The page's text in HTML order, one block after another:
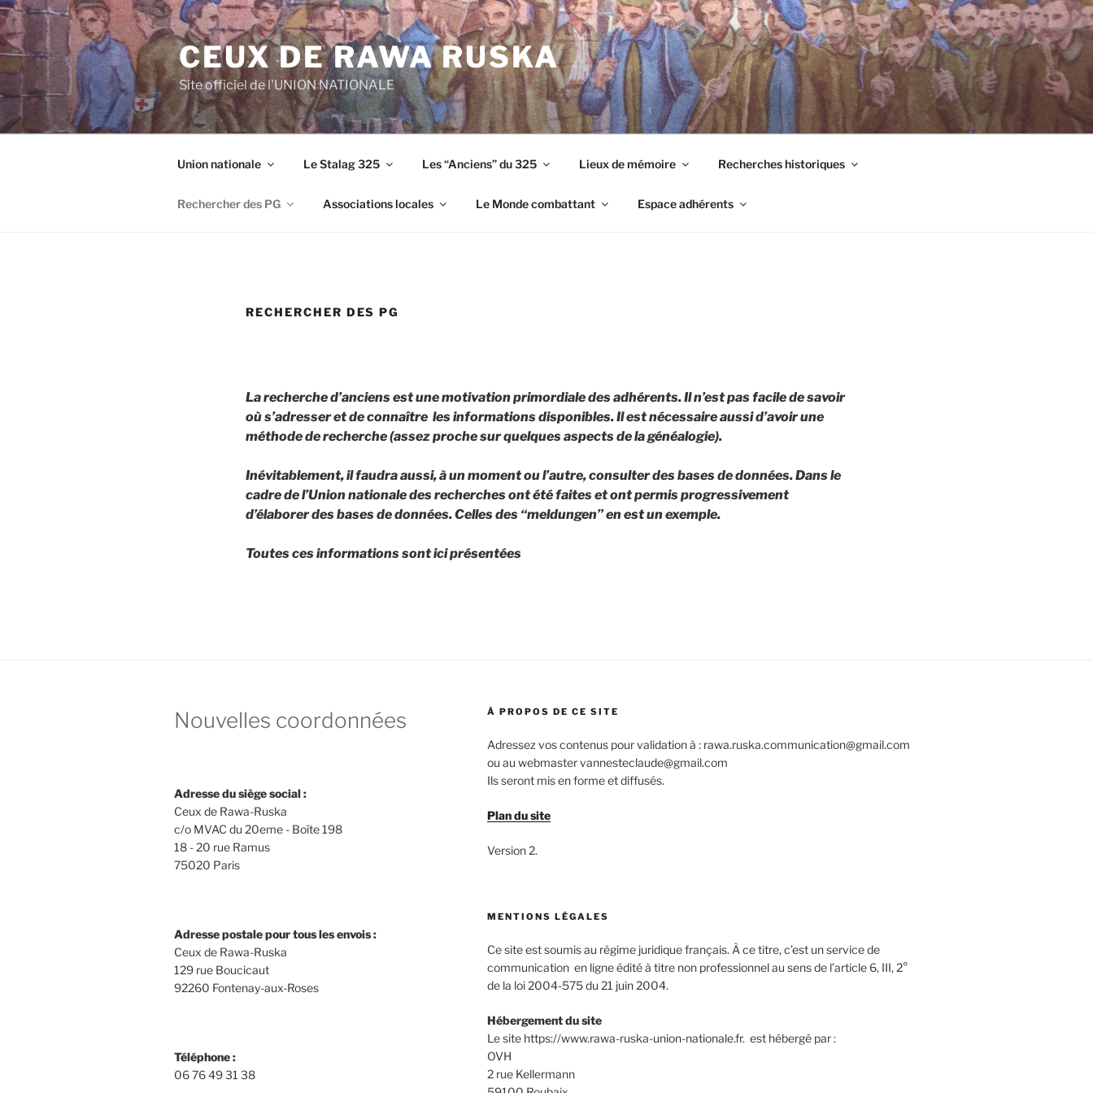
Aller
au
contenu
principal
CEUX DE RAWA RUSKA
Site officiel de l'UNION NATIONALE
Union nationale Le Stalag 325 Les “Anciens” du 325 Lieux de mémoire Recherches historiques
Rechercher des PG Associations locales Le Monde combattant Espace adhérents
RECHERCHER DES PG
La recherche d’anciens est une motivation primordiale des adhérents. Il n’est pas facile de savoir
où s’adresser et de connaître les informations disponibles. Il est nécessaire aussi d’avoir une
méthode de recherche (assez proche sur quelques aspects de la généalogie).
Inévitablement, il faudra aussi, à un moment ou l’autre, consulter des bases de données. Dans le
cadre de l’Union nationale des recherches ont été faites et ont permis progressivement
d’élaborer des bases de données.Celles des “meldungen” en est un exemple.
Toutes ces informations sont ici présentées
Nouvelles coordonnées
Adresse du siège social :
Ceux de Rawa-Ruska
c/o MVAC du 20eme - Boîte 198
18 - 20 rue Ramus
75020 Paris
Adresse postale pour tous les envois :
Ceux de Rawa-Ruska
129 rue Boucicaut
92260 Fontenay-aux-Roses
Téléphone :
06 76 49 31 38
À PROPOS DE CE SITE
Adressez vos contenus pour validation à : rawa.ruska.communication@gmail.com
ou au webmaster vannesteclaude@gmail.com
Ils seront mis en forme et diffusés.
Plan du site
Version 2.
MENTIONS LÉGALES
Ce site est soumis au régime juridique français. À ce titre, c’est un service de
communication en ligne édité à titre non professionnel au sens de l’article 6, III, 2°
de la loi 2004-575 du 21 juin 2004.
Hébergement du site
Le site https://www.rawa-ruska-union-nationale.fr. est hébergé par :
OVH
2 rue Kellermann